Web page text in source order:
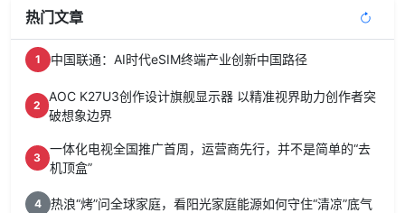
热门文章
1 中国联通：AI时代eSIM终端产业创新中国路径
2
AOC K27U3创作设计旗舰显示器 以精准视界助力创作者突
破想象边界
3
一体化电视全国推广首周，运营商先行，并不是简单的“去
机顶盒”
4 热浪“烤”问全球家庭，看阳光家庭能源如何守住“清凉”底气